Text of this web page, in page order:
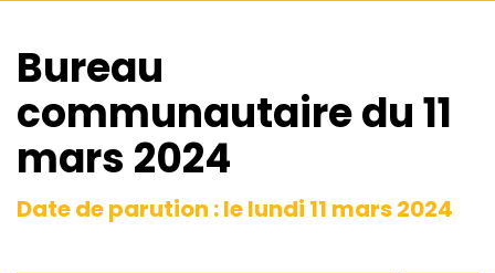
Bureau
communautaire du 11
mars 2024
Date de parution : le lundi 11 mars 2024